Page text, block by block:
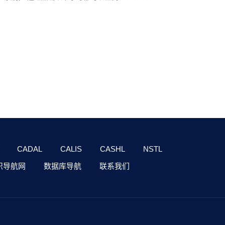
CADAL CALIS CASHL
NSTL
导航网 数据库导航 联系我们